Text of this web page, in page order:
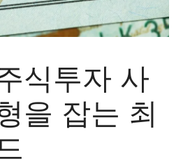
식투자 사
을 잡는 최